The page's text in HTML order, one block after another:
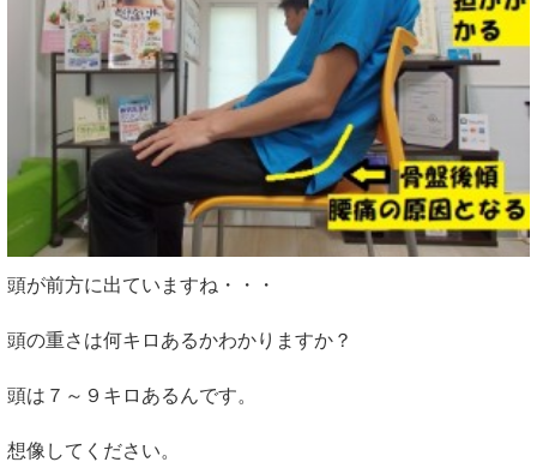
頭が前方に出ていますね・・・
頭の重さは何キロあるかわかりますか？
頭は７～９キロあるんです。
想像してください。